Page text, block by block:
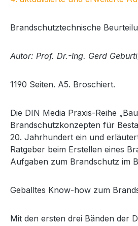
Brandschutztechnische
Autor: Prof. Dr.-Ing. Gerd
1190 Seiten. A5. Broschiert.
Die DIN Media Praxis-Reihe
Brandschutzkonzepten für
20. Jahrhundert ein und
Ratgeber beim Erstellen eines
Aufgaben zum Brandschutz im
Geballtes Know-how zum
Mit den ersten drei Bänden der